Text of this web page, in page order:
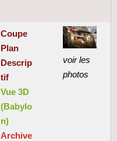
Coupe
Plan
Descrip
tif
Vue 3D
(Babylo
n)
Archive
voir les
photos